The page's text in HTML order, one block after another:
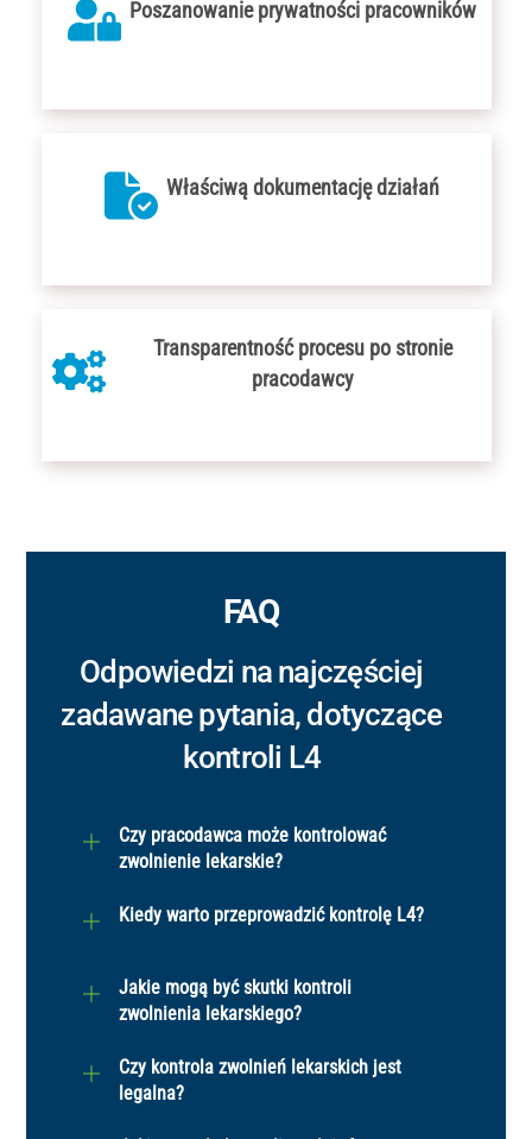
Poszanowanie prywatności pracowników
Właściwą dokumentację działań
Transparentność procesu po stronie
pracodawcy
FAQ
Odpowiedzi na najczęściej
zadawane pytania, dotyczące
kontroli L4
Czy pracodawca może kontrolować
zwolnienie lekarskie?
Kiedy warto przeprowadzić kontrolę L4?
Jakie mogą być skutki kontroli
zwolnienia lekarskiego?
Czy kontrola zwolnień lekarskich jest
legalna?